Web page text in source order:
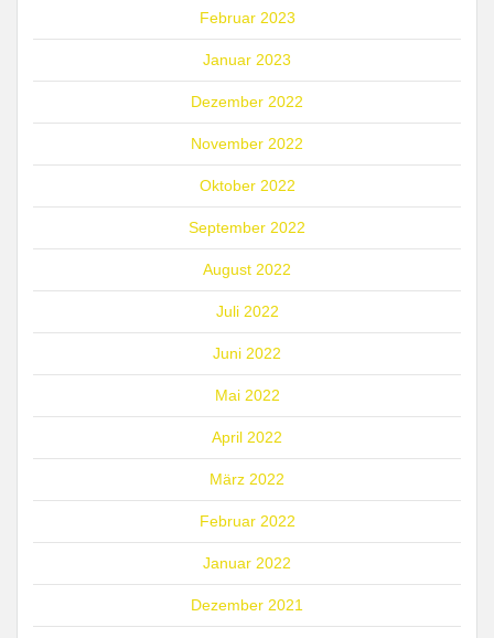
Februar 2023
Januar 2023
Dezember 2022
November 2022
Oktober 2022
September 2022
August 2022
Juli 2022
Juni 2022
Mai 2022
April 2022
März 2022
Februar 2022
Januar 2022
Dezember 2021